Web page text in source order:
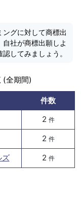
ングに対して商標出
社が商標出願しよ
してみましょう。
(全期間)
件数
2 件
2 件
ズ 2 件